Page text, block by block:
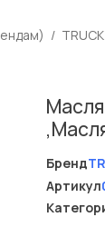
Бренд
Артикул